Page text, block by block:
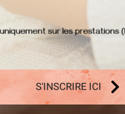
S'INSCRIRE ICI